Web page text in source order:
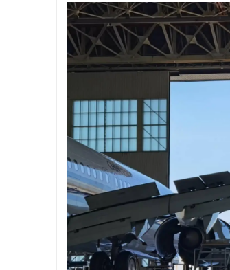
在线影院的崛起与未来发展趋势深度解析